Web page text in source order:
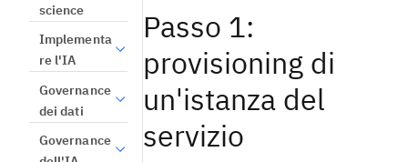
science
Implementa
re l'IA
Governance
dei dati
Governance
Passo 1:
provisioning di
un'istanza del
servizio